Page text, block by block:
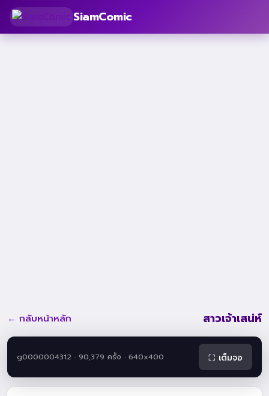
SiamComic
← กลับหน้าหลัก สาวเจ้าเสน่ห์
g0000004312 · 90,379 ครั้ง · 640x400 ⛶ เต็มจอ